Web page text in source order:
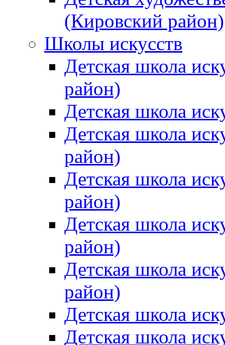
(Кировский район)
Школы искусств
Детская школа
район)
Детская школа
Детская школа
район)
Детская школа
район)
Детская школа
район)
Детская школа
район)
Детская школа
Детская школа